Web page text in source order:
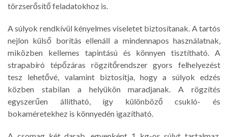
törzserősítő feladatokhoz is.
A súlyok rendkívül kényelmes viseletet biztosítanak. A tartós
nejlon külső borítás ellenáll a mindennapos használatnak,
miközben kellemes tapintású és könnyen tisztítható. A
strapabíró tépőzáras rögzítőrendszer gyors felhelyezést
tesz lehetővé, valamint biztosítja, hogy a súlyok edzés
közben stabilan a helyükön maradjanak. A rögzítés
egyszerűen állítható, így különböző csukló- és
bokaméretekhez is könnyedén igazítható.